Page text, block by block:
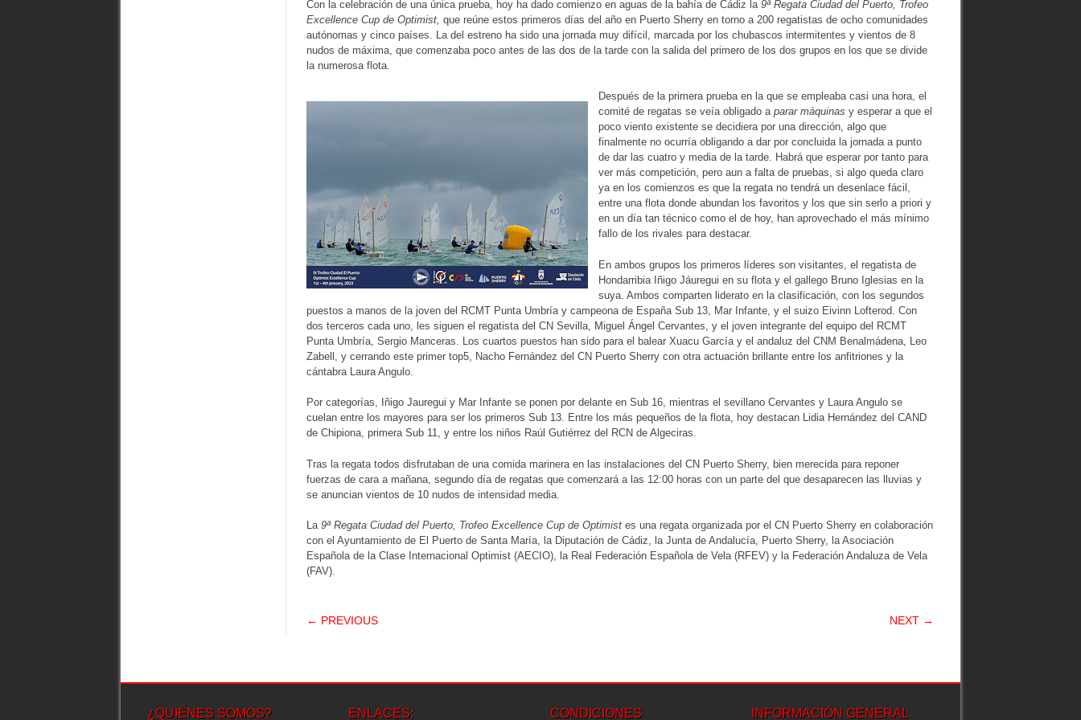
Con la celebración de una única prueba, hoy ha dado comienzo en aguas de la bahía de Cádiz la 9ª Regata Ciudad del Puerto, Trofeo
Excellence Cup de Optimist, que reúne estos primeros días del año en Puerto Sherry en torno a 200 regatistas de ocho comunidades
autónomas y cinco países. La del estreno ha sido una jornada muy difícil, marcada por los chubascos intermitentes y vientos de 8
nudos de máxima, que comenzaba poco antes de las dos de la tarde con la salida del primero de los dos grupos en los que se divide
la numerosa flota.
Después de la primera prueba en la que se empleaba casi una hora, el
comité de regatas se veía obligado a parar máquinas y esperar a que el
poco viento existente se decidiera por una dirección, algo que
finalmente no ocurría obligando a dar por concluida la jornada a punto
de dar las cuatro y media de la tarde. Habrá que esperar por tanto para
ver más competición, pero aun a falta de pruebas, si algo queda claro
ya en los comienzos es que la regata no tendrá un desenlace fácil,
entre una flota donde abundan los favoritos y los que sin serlo a priori y
en un día tan técnico como el de hoy, han aprovechado el más mínimo
fallo de los rivales para destacar.
En ambos grupos los primeros líderes son visitantes, el regatista de
Hondarribia Iñigo Jáuregui en su flota y el gallego Bruno Iglesias en la
suya. Ambos comparten liderato en la clasificación, con los segundos
puestos a manos de la joven del RCMT Punta Umbría y campeona de España Sub 13, Mar Infante, y el suizo Eivinn Lofterod. Con
dos terceros cada uno, les siguen el regatista del CN Sevilla, Miguel Ángel Cervantes, y el joven integrante del equipo del RCMT
Punta Umbría, Sergio Manceras. Los cuartos puestos han sido para el balear Xuacu García y el andaluz del CNM Benalmádena, Leo
Zabell, y cerrando este primer top5, Nacho Fernández del CN Puerto Sherry con otra actuación brillante entre los anfitriones y la
cántabra Laura Angulo.
Por categorías, Iñigo Jauregui y Mar Infante se ponen por delante en Sub 16, mientras el sevillano Cervantes y Laura Angulo se
cuelan entre los mayores para ser los primeros Sub 13. Entre los más pequeños de la flota, hoy destacan Lidia Hernández del CAND
de Chipiona, primera Sub 11, y entre los niños Raúl Gutiérrez del RCN de Algeciras.
Tras la regata todos disfrutaban de una comida marinera en las instalaciones del CN Puerto Sherry, bien merecida para reponer
fuerzas de cara a mañana, segundo día de regatas que comenzará a las 12:00 horas con un parte del que desaparecen las lluvias y
se anuncian vientos de 10 nudos de intensidad media.
La 9ª Regata Ciudad del Puerto, Trofeo Excellence Cup de Optimist es una regata organizada por el CN Puerto Sherry en colaboración
con el Ayuntamiento de El Puerto de Santa María, la Diputación de Cádiz, la Junta de Andalucía, Puerto Sherry, la Asociación
Española de la Clase Internacional Optimist (AECIO), la Real Federación Española de Vela (RFEV) y la Federación Andaluza de Vela
(FAV).
POST NAVIGATION
← PREVIOUS NEXT →
¿QUIÉNES SOMOS? ENLACES: CONDICIONES INFORMACIÓN GENERAL